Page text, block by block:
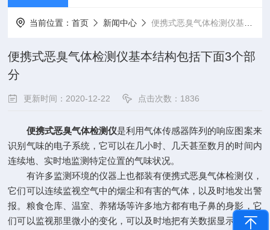
当前位置：首页 新闻中心 便携式恶臭气体检测仪基本结构包括下面3个部分
便携式恶臭气体检测仪基本结构包括下面3个部
分
更新时间：2020-12-22 点击次数：1836
便携式恶臭气体检测仪是利用气体传感器阵列的响应图案来
识别气味的电子系统，它可以在几小时、几天甚至数月的时间内
连续地、实时地监测特定位置的气味状况。
有许多监测环境的仪器上也都装有便携式恶臭气体检测仪，
它们可以连续监视空气中的烟尘和有害的气体，以及时地发出警
报。粮食仓库、温室、养猪场等许多地方都有电子鼻的身影，它
们可以监视那里微小的变化，可以及时地把有关数据显示出来，